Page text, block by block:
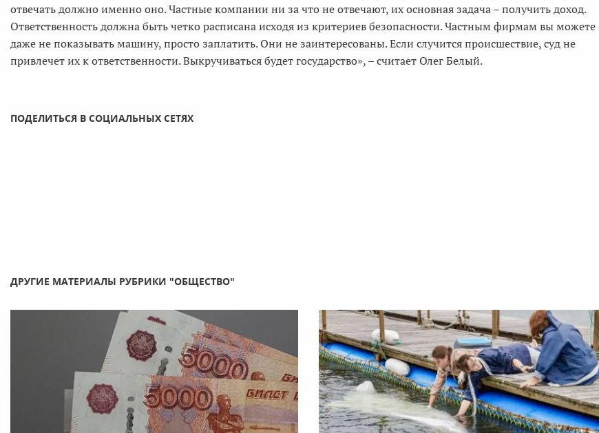
отвечать должно именно оно. Частные компании ни за что не отвечают, их основная задача – получить доход.
Ответственность должна быть четко расписана исходя из критериев безопасности. Частным фирмам вы можете
даже не показывать машину, просто заплатить. Они не заинтересованы. Если случится происшествие, суд не
привлечет их к ответственности. Выкручиваться будет государство», – считает Олег Белый.
ПОДЕЛИТЬСЯ В СОЦИАЛЬНЫХ СЕТЯХ
ДРУГИЕ МАТЕРИАЛЫ РУБРИКИ "ОБЩЕСТВО"